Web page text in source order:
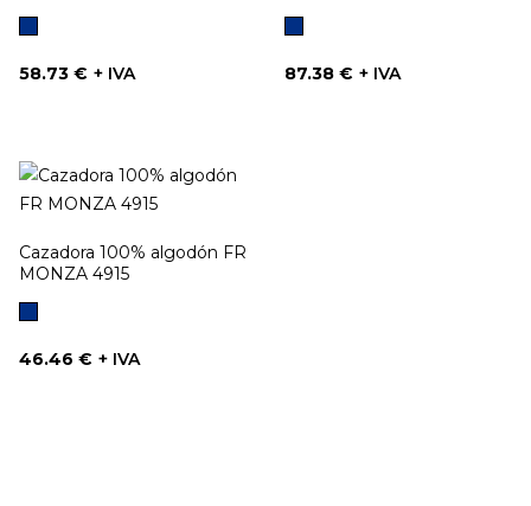
Marino
Precio
58.73 € + IVA
Marino
Precio
87.38 € + IVA
Cazadora 100% algodón FR
MONZA 4915
Marino
Precio
46.46 € + IVA